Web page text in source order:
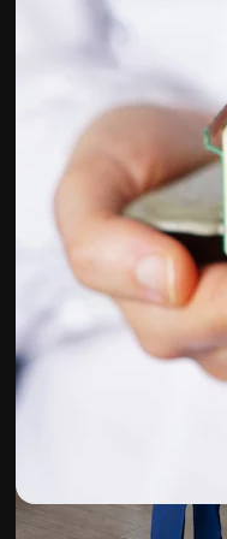
La plataforma
trabajo. Más
entre
estudios.
Copyright © 2010-